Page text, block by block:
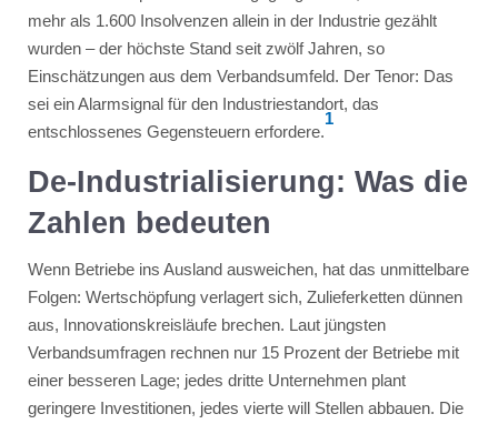
mehr als 1.600 Insolvenzen allein in der Industrie gezählt
wurden – der höchste Stand seit zwölf Jahren, so
Einschätzungen aus dem Verbandsumfeld. Der Tenor: Das
sei ein Alarmsignal für den Industriestandort, das
entschlossenes Gegensteuern erfordere.
1
De-Industrialisierung: Was die
Zahlen bedeuten
Wenn Betriebe ins Ausland ausweichen, hat das unmittelbare
Folgen: Wertschöpfung verlagert sich, Zulieferketten dünnen
aus, Innovationskreisläufe brechen. Laut jüngsten
Verbandsumfragen rechnen nur 15 Prozent der Betriebe mit
einer besseren Lage; jedes dritte Unternehmen plant
geringere Investitionen, jedes vierte will Stellen abbauen. Die